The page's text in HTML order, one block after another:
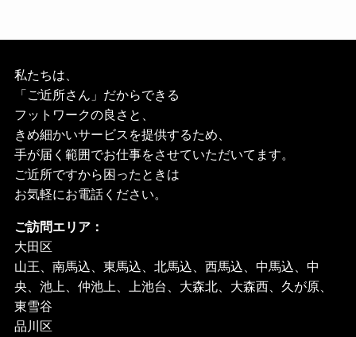
私たちは、
「ご近所さん」だからできる
フットワークの良さと、
きめ細かいサービスを提供するため、
手が届く範囲でお仕事をさせていただいてます。
ご近所ですから困ったときは
お気軽にお電話ください。
ご訪問エリア：
大田区
山王、南馬込、東馬込、北馬込、西馬込、中馬込、中
央、池上、仲池上、上池台、大森北、大森西、久が原、
東雪谷
品川区